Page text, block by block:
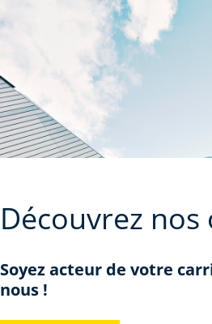
Découvrez nos
Soyez acteur de votre
nous !